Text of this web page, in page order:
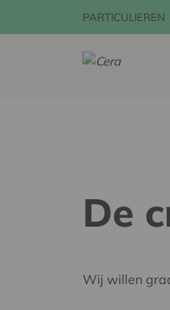
PARTICULIEREN
De
Wij willen